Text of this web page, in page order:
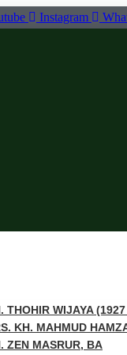
Instagram
THOHIR WIJAYA
KH. MAHMUD
ZEN MASRUR, BA